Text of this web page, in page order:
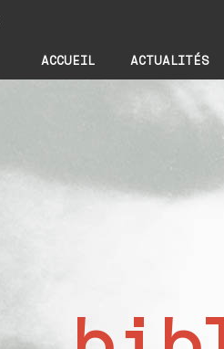
ACCUEIL ACTUALITÉS